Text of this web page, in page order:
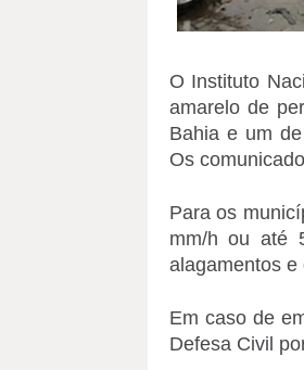
O Instituto
amarelo de
Bahia e um
Os
Para os
mm/h ou até
alagamentos e
Em caso de
Defesa Civil